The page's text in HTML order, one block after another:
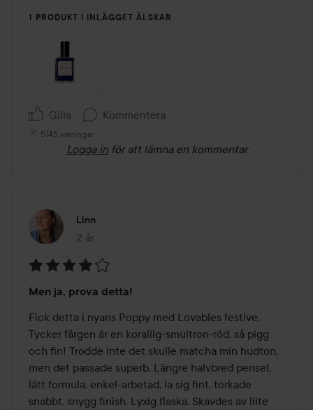
1 PRODUKT I INLÄGGET ÄLSKAR
Gilla Kommentera
5145 visningar
Logga in för att lämna en kommentar
Linn
2 år
Inlägget skapades 2 år
4
av
5
Men ja, prova detta!
Fick detta i nyans Poppy med Lovables festive.
Tycker färgen är en korallig-smultron-röd, så pigg
och fin! Trodde inte det skulle matcha min hudton,
men det passade superb. Längre halvbred pensel,
lätt formula, enkel-arbetad, la sig fint, torkade
snabbt, snygg finish. Lyxig flaska. Skavdes av liite